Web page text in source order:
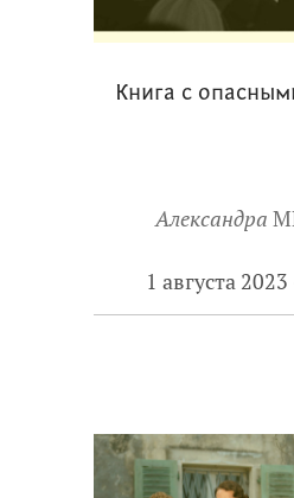
эксперта, книгу
почте. Получив
читает и решает,
заинтересовать
книжных
взглядами
Книга с
Александра
1 августа 2023